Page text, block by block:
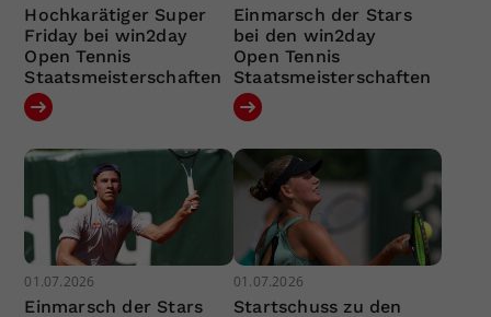
Hochkarätiger Super
Friday bei win2day
Open Tennis
Staatsmeisterschaften
Einmarsch der Stars
bei den win2day
Open Tennis
Staatsmeisterschaften
01.07.2026
Einmarsch der Stars
01.07.2026
Startschuss zu den